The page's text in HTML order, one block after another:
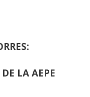
LA AEPE